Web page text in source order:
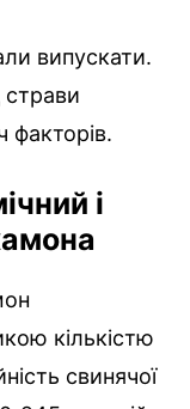
випускати.
факторів.
і
кількістю
свинячої